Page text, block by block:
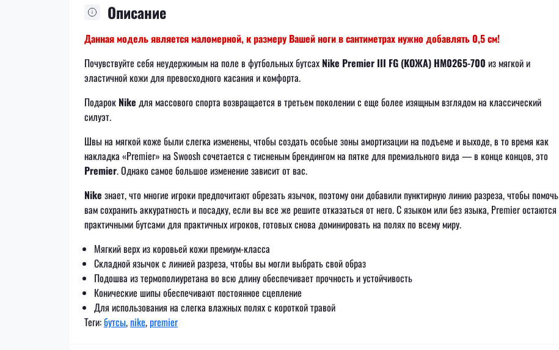
Описание
Данная модель является маломерной, к размеру Вашей ноги в сантиметрах нужно добавлять 0,5 см!
Почувствуйте себя неудержимым на поле в футбольных бутсах Nike Premier III FG (КОЖА) HM0265-700 из мягкой и
эластичной кожи для превосходного касания и комфорта.
Подарок Nike для массового спорта возвращается в третьем поколении с еще более изящным взглядом на классический
силуэт.
Швы на мягкой коже были слегка изменены, чтобы создать особые зоны амортизации на подъеме и выходе, в то время как
накладка «Premier» на Swoosh сочетается с тисненым брендингом на пятке для премиального вида — в конце концов, это
Premier. Однако самое большое изменение зависит от вас.
Nike знает, что многие игроки предпочитают обрезать язычок, поэтому они добавили пунктирную линию разреза, чтобы помочь
вам сохранить аккуратность и посадку, если вы все же решите отказаться от него. С языком или без языка, Premier остаются
практичными бутсами для практичных игроков, готовых снова доминировать на полях по всему миру.
Мягкий верх из коровьей кожи премиум-класса
Складной язычок с линией разреза, чтобы вы могли выбрать свой образ
Подошва из термополиуретана во всю длину обеспечивает прочность и устойчивость
Конические шипы обеспечивают постоянное сцепление
Для использования на слегка влажных полях с короткой травой
Теги:бутсы,nike,premier